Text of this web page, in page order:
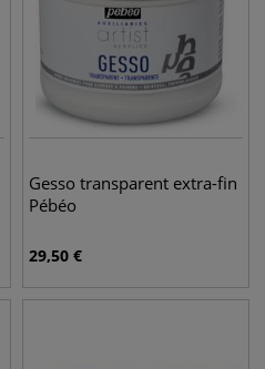
Gesso transparent extra-fin
Pébéo
29,50 €